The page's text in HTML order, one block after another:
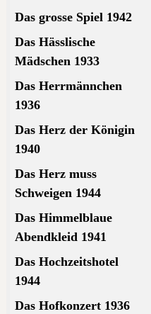
Das grosse Spiel 1942
Das Hässlische
Mädschen 1933
Das Herrmännchen
1936
Das Herz der Königin
1940
Das Herz muss
Schweigen 1944
Das Himmelblaue
Abendkleid 1941
Das Hochzeitshotel
1944
Das Hofkonzert 1936